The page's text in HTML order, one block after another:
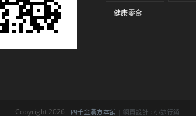
健康零食
Copyright 2026 - 四千金漢方本舖 | 網頁設計 : 小訣行銷